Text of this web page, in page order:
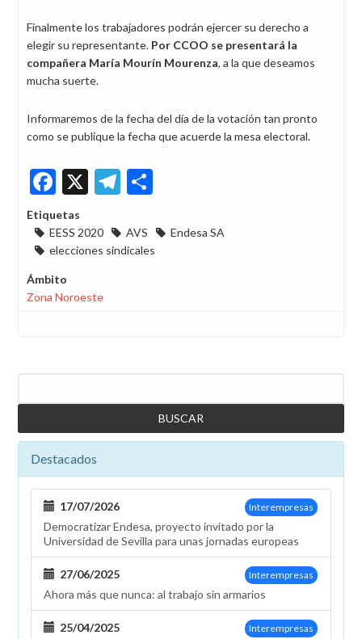
Finalmente los trabajadores podrán ejercer su derecho a
elegir su representante. Por CCOO se presentará la
compañera María Mourín Mourenza, a la que deseamos
mucha suerte.
Informaremos de la fecha del día de la votación tan pronto
como se publique la fecha que acuerde la mesa electoral.
Facebook
X Telegram
Etiquetas
EESS 2020
AVS
Endesa SA
elecciones sindicales
Ámbito
Zona Noroeste
Destacados
Interempresas
17/07/2026
Democratizar Endesa, proyecto invitado por la
Universidad de Sevilla para unas jornadas europeas
Interempresas
27/06/2025
Ahora más que nunca: al trabajo sin armarios
Interempresas
25/04/2025